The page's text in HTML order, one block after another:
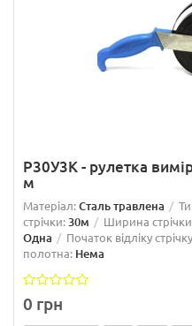
Р30У3К - рулетка
м
Матеріал:Сталь травлена
стрічки: 30м Ширина
Одна Початок відліку
полотна: Нема
0 грн